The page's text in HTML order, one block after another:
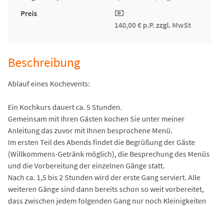
Preis
140,00 € p.P. zzgl. MwSt
Beschreibung
Ablauf eines Kochevents:
Ein Kochkurs dauert ca. 5 Stunden.
Gemeinsam mit Ihren Gästen kochen Sie unter meiner
Anleitung das zuvor mit Ihnen besprochene Menü.
Im ersten Teil des Abends findet die Begrüßung der Gäste
(Willkommens-Getränk möglich), die Besprechung des Menüs
und die Vorbereitung der einzelnen Gänge statt.
Nach ca. 1,5 bis 2 Stunden wird der erste Gang serviert. Alle
weiteren Gänge sind dann bereits schon so weit vorbereitet,
dass zwischen jedem folgenden Gang nur noch Kleinigkeiten